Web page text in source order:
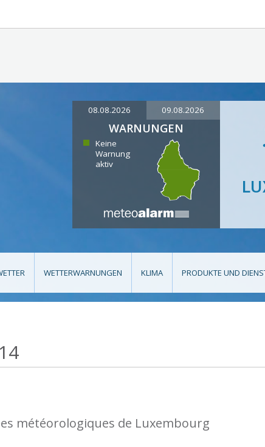
08.08.2026 09.08.2026
WARNUNGEN
Keine
Warnung
aktiv
WETTERWARNUNGEN KLIMA PRODUKTE UND
météorologiques de Luxembourg